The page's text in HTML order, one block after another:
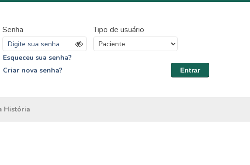
Senha
Esqueceu sua senha?
Criar nova senha?
Tipo de usuário
Entrar
História